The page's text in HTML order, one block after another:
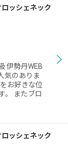
ッシェネック
伊勢丹WEB
気のありま
お好きな位
。 またブロ
ッシェネック